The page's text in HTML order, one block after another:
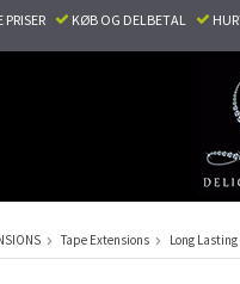
KØB OG DELBETAL
Tape Extensions Long Lasting